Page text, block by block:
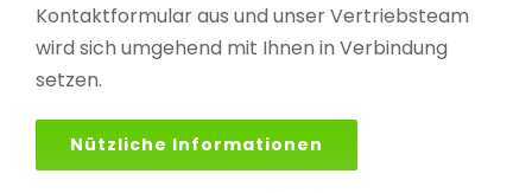
Kontaktformular aus und unser Vertriebsteam
wird sich umgehend mit Ihnen in Verbindung
setzen.
Nützliche Informationen